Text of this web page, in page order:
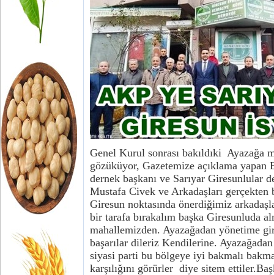
Genel Kurul sonrası bakıldıki Ayazağa
gözüküyor, Gazetemize açıklama
dernek başkanı ve Sarıyar Giresunlular
Mustafa Civek ve Arkadaşları
Giresun noktasında önerdiğimiz
bir tarafa bırakalım başka Giresunluda
mahallemizden. Ayazağadan yönetime
başarılar dileriz Kendilerine.
siyasi parti bu bölgeye iyi bakmalı
karşılığını görürler diye sitem